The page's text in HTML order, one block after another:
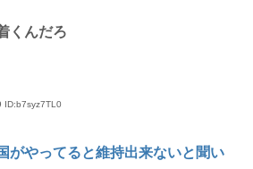
くんだろ
ID:b7syz7TL0
がやってると維持出来ないと聞い